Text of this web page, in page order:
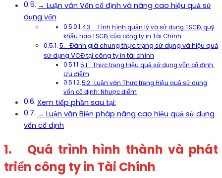
→ Luận văn Vốn cố định và nâng cao hiệu quả sử
dụng vốn
4.3. Tình hình quản lý và sử dụng TSCĐ, quỹ
khấu hao TSCĐ, của công ty in Tài Chính
5. Đánh giá chung thực trạng sử dụng và hiệu quả
sử dụng VCĐ tại công ty in tài chính
5.1. Thực trạng Hiệu quả sử dụng vốn cố định:
Ưu điểm
5.2. Luận văn Thực trạng Hiệu quả sử dụng
vốn cố định: Nhược điểm
Xem tiếp phần sau tại:
→ Luận văn Biện pháp nâng cao hiệu quả sử dụng
vốn cố định
1. Quá trình hình thành và phát
triển công ty in Tài Chính